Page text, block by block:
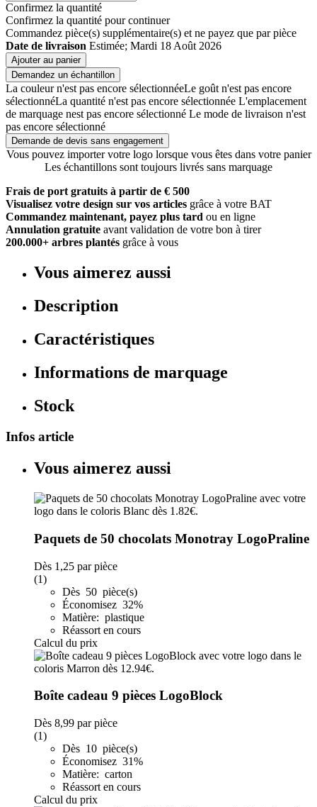
Confirmez la quantité
Confirmez la quantité pour continuer
Commandez pièce(s) supplémentaire(s) et ne payez que par pièce
Date de livraison Estimée; Mardi 18 Août 2026
Ajouter au panier
Demandez un échantillon
La couleur n'est pas encore sélectionnéeLe goût n'est pas encore
sélectionnéLa quantité n'est pas encore sélectionnée L'emplacement
de marquage nest pas encore sélectionné Le mode de livraison n'est
pas encore sélectionné
Demande de devis sans engagement
Vous pouvez importer votre logo lorsque vous êtes dans votre panier
Les échantillons sont toujours livrés sans marquage
Frais de port gratuits à partir de € 500
Visualisez votre design sur vos articles grâce à votre BAT
Commandez maintenant, payez plus tard ou en ligne
Annulation gratuite avant validation de votre bon à tirer
200.000+ arbres plantés grâce à vous
Vous aimerez aussi
Description
Caractéristiques
Informations de marquage
Stock
Infos article
Vous aimerez aussi
Paquets de 50 chocolats Monotray LogoPraline
Dès 1,25 par pièce
(1)
Dès 50 pièce(s)
Économisez 32%
Matière: plastique
Réassort en cours
Calcul du prix
Boîte cadeau 9 pièces LogoBlock
Dès 8,99 par pièce
(1)
Dès 10 pièce(s)
Économisez 31%
Matière: carton
Réassort en cours
Calcul du prix